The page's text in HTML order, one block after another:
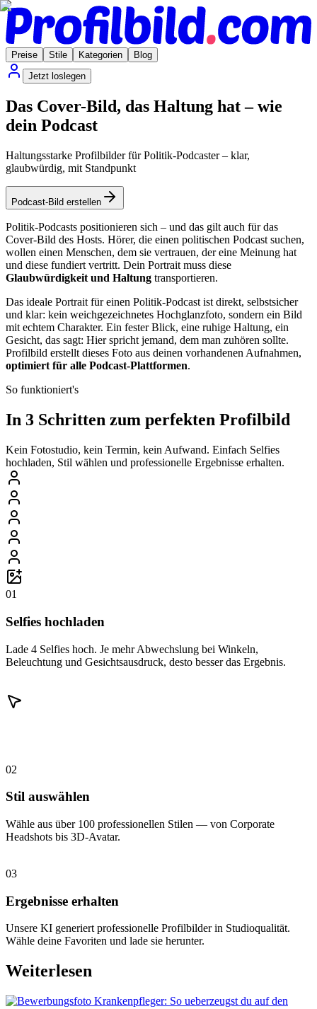
Preise Stile Kategorien
Blog
Jetzt loslegen
Das Cover-Bild, das Haltung hat – wie
dein Podcast
Haltungsstarke Profilbilder für Politik-Podcaster – klar,
glaubwürdig, mit Standpunkt
Podcast-Bild erstellen
Politik-Podcasts positionieren sich – und das gilt auch für das
Cover-Bild des Hosts. Hörer, die einen politischen Podcast suchen,
wollen einen Menschen, dem sie vertrauen, der eine Meinung hat
und diese fundiert vertritt. Dein Portrait muss diese
Glaubwürdigkeit und Haltung transportieren.
Das ideale Portrait für einen Politik-Podcast ist direkt, selbstsicher
und klar: kein weichgezeichnetes Hochglanzfoto, sondern ein Bild
mit echtem Charakter. Ein fester Blick, eine ruhige Haltung, ein
Gesicht, das sagt: Hier spricht jemand, dem man zuhören sollte.
Profilbild erstellt dieses Foto aus deinen vorhandenen Aufnahmen,
optimiert für alle Podcast-Plattformen.
So funktioniert's
In 3 Schritten zum perfekten Profilbild
Kein Fotostudio, kein Termin, kein Aufwand. Einfach Selfies
hochladen, Stil wählen und professionelle Ergebnisse erhalten.
01
Selfies hochladen
Lade 4 Selfies hoch. Je mehr Abwechslung bei Winkeln,
Beleuchtung und Gesichtsausdruck, desto besser das Ergebnis.
02
Stil auswählen
Wähle aus über 100 professionellen Stilen — von Corporate
Headshots bis 3D-Avatar.
03
Ergebnisse erhalten
Unsere KI generiert professionelle Profilbilder in Studioqualität.
Wähle deine Favoriten und lade sie herunter.
Weiterlesen